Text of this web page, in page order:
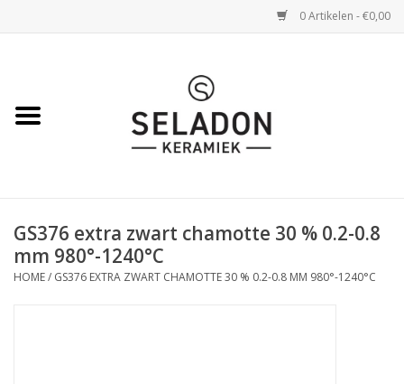
0 Artikelen - €0,00
VERZENDING
GS376 extra zwart chamotte 30 % 0.2-0.8
mm 980°-1240°C
HOME/ GS376 EXTRA ZWART CHAMOTTE 30 % 0.2-0.8 MM 980°-1240°C